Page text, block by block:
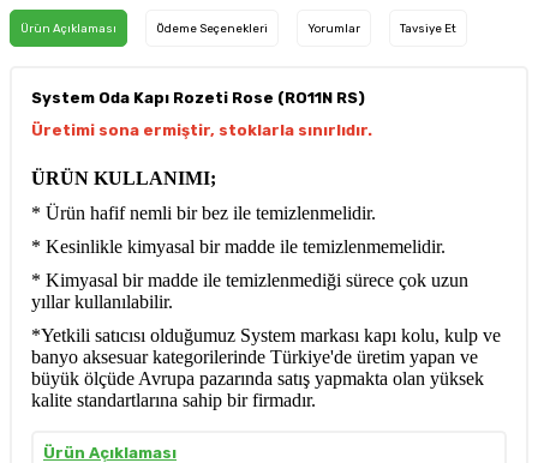
Ürün Açıklaması Ödeme Seçenekleri Yorumlar Tavsiye Et
System Oda Kapı Rozeti Rose (RO11N RS)
Üretimi sona ermiştir, stoklarla sınırlıdır.
ÜRÜN KULLANIMI;
* Ürün hafif nemli bir bez ile temizlenmelidir.
* Kesinlikle kimyasal bir madde ile temizlenmemelidir.
* Kimyasal bir madde ile temizlenmediği sürece çok uzun
yıllar kullanılabilir.
*Yetkili satıcısı olduğumuz System markası kapı kolu, kulp ve
banyo aksesuar kategorilerinde Türkiye'de üretim yapan ve
büyük ölçüde Avrupa pazarında satış yapmakta olan yüksek
kalite standartlarına sahip bir firmadır.
Ürün Açıklaması